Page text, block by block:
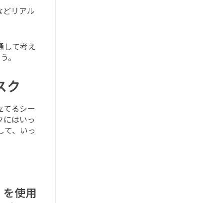
どリアル
して考え
。
ク
てるシー
にはいっ
て、いっ
使用